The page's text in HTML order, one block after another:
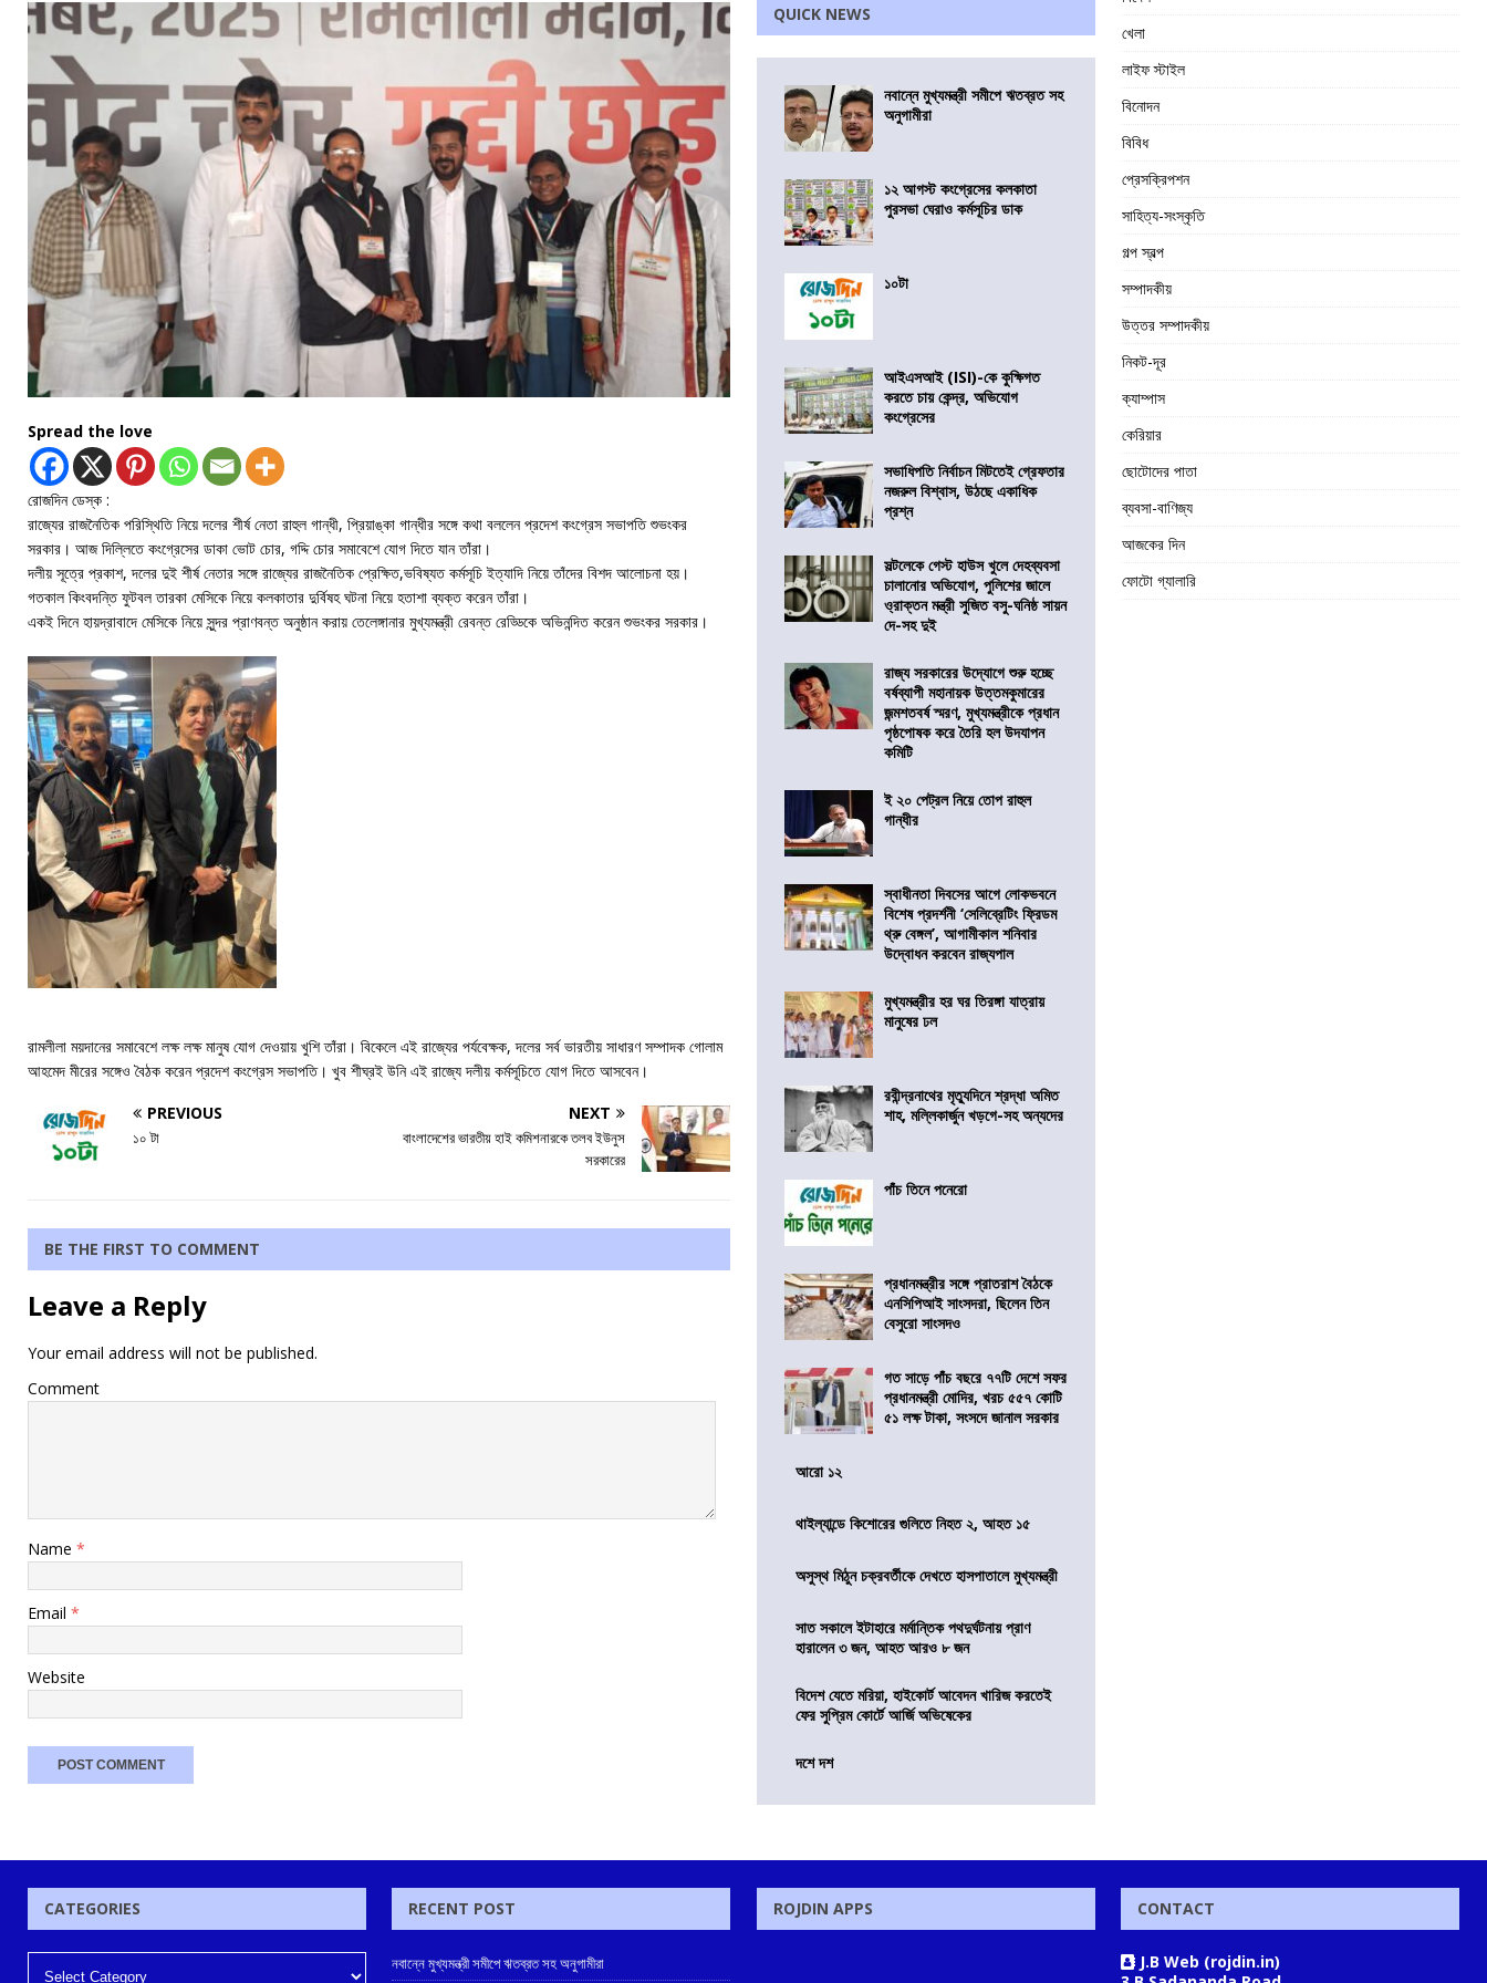
Spread the love
রোজদিন ডেস্ক :
রাজ্যের রাজনৈতিক পরিস্থিতি নিয়ে দলের শীর্ষ নেতা রাহুল গান্ধী, প্রিয়াঙ্কা গান্ধীর সঙ্গে কথা বললেন প্রদেশ কংগ্রেস সভাপতি শুভংকর
সরকার। আজ দিল্লিতে কংগ্রেসের ডাকা ভোট চোর, গদ্দি চোর সমাবেশে যোগ দিতে যান তাঁরা।
দলীয় সূত্রে প্রকাশ, দলের দুই শীর্ষ নেতার সঙ্গে রাজ্যের রাজনৈতিক প্রেক্ষিত,ভবিষ্যত কর্মসূচি ইত্যাদি নিয়ে তাঁদের বিশদ আলোচনা হয়।
গতকাল কিংবদন্তি ফুটবল তারকা মেসিকে নিয়ে কলকাতার দুর্বিষহ ঘটনা নিয়ে হতাশা ব্যক্ত করেন তাঁরা।
একই দিনে হায়দ্রাবাদে মেসিকে নিয়ে সুন্দর প্রাণবন্ত অনুষ্ঠান করায় তেলেঙ্গানার মুখ্যমন্ত্রী রেবন্ত রেড্ডিকে অভিনন্দিত করেন শুভংকর সরকার।
রামলীলা ময়দানের সমাবেশে লক্ষ লক্ষ মানুষ যোগ দেওয়ায় খুশি তাঁরা। বিকেলে এই রাজ্যের পর্যবেক্ষক, দলের সর্ব ভারতীয় সাধারণ সম্পাদক গোলাম
আহমেদ মীরের সঙ্গেও বৈঠক করেন প্রদেশ কংগ্রেস সভাপতি। খুব শীঘ্রই উনি এই রাজ্যে দলীয় কর্মসূচিতে যোগ দিতে আসবেন।
PREVIOUS
১০ টা
NEXT
বাংলাদেশের ভারতীয় হাই কমিশনারকে তলব ইউনুস
সরকারের
BE THE FIRST TO COMMENT
Leave a Reply
Your email address will not be published.
Comment
Name *
Email *
Website
QUICK NEWS
নবান্নে মুখ্যমন্ত্রী সমীপে ঋতব্রত সহ
অনুগামীরা
১২ আগস্ট কংগ্রেসের কলকাতা
পুরসভা ঘেরাও কর্মসূচির ডাক
১০টা
আইএসআই (ISI)-কে কুক্ষিগত
করতে চায় কেন্দ্র, অভিযোগ
কংগ্রেসের
সভাধিপতি নির্বাচন মিটতেই গ্রেফতার
নজরুল বিশ্বাস, উঠছে একাধিক
প্রশ্ন
সল্টলেকে গেস্ট হাউস খুলে দেহব্যবসা
চালানোর অভিযোগ, পুলিশের জালে
ও্রাক্তন মন্ত্রী সুজিত বসু-ঘনিষ্ঠ সায়ন
দে-সহ দুই
রাজ্য সরকারের উদ্যোগে শুরু হচ্ছে
বর্ষব্যাপী মহানায়ক উত্তমকুমারের
জন্মশতবর্ষ স্মরণ, মুখ্যমন্ত্রীকে প্রধান
পৃষ্ঠপোষক করে তৈরি হল উদযাপন
কমিটি
ই ২০ পেট্রল নিয়ে তোপ রাহুল
গান্ধীর
স্বাধীনতা দিবসের আগে লোকভবনে
বিশেষ প্রদর্শনী ‘সেলিব্রেটিং ফ্রিডম
থ্রু বেঙ্গল’, আগামীকাল শনিবার
উদ্বোধন করবেন রাজ্যপাল
মুখ্যমন্ত্রীর হর ঘর তিরঙ্গা যাত্রায়
মানুষের ঢল
রবীন্দ্রনাথের মৃত্যুদিনে শ্রদ্ধা অমিত
শাহ, মল্লিকার্জুন খড়গে-সহ অন্যদের
পাঁচ তিনে পনেরো
প্রধানমন্ত্রীর সঙ্গে প্রাতরাশ বৈঠকে
এনসিপিআই সাংসদরা, ছিলেন তিন
বেসুরো সাংসদও
গত সাড়ে পাঁচ বছরে ৭৭টি দেশে সফর
প্রধানমন্ত্রী মোদির, খরচ ৫৫৭ কোটি
৫১ লক্ষ টাকা, সংসদে জানাল সরকার
আরো ১২
থাইল্যান্ডে কিশোরের গুলিতে নিহত ২, আহত ১৫
অসুস্থ মিঠুন চক্রবর্তীকে দেখতে হাসপাতালে মুখ্যমন্ত্রী
সাত সকালে ইটাহারে মর্মান্তিক পথদুর্ঘটনায় প্রাণ
হারালেন ৩ জন, আহত আরও ৮ জন
বিদেশ যেতে মরিয়া, হাইকোর্ট আবেদন খারিজ করতেই
ফের সুপ্রিম কোর্টে আর্জি অভিষেকের
দশে দশ
খেলা
লাইফ স্টাইল
বিনোদন
বিবিধ
প্রেসক্রিপশন
সাহিত্য-সংস্কৃতি
গল্প স্বল্প
সম্পাদকীয়
উত্তর সম্পাদকীয়
নিকট-দূর
ক্যাম্পাস
কেরিয়ার
ছোটোদের পাতা
ব্যবসা-বাণিজ্য
আজকের দিন
ফোটো গ্যালারি
CATEGORIES RECENT POST
নবান্নে মুখ্যমন্ত্রী সমীপে ঋতব্রত সহ অনুগামীরা
ROJDIN APPS CONTACT
J.B Web (rojdin.in)